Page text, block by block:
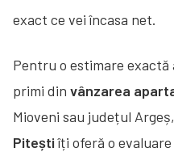
exact ce vei încasa net.
Pentru o estimare exactă
primi din vânzarea
Mioveni sau județul
Piteștiîți oferă o